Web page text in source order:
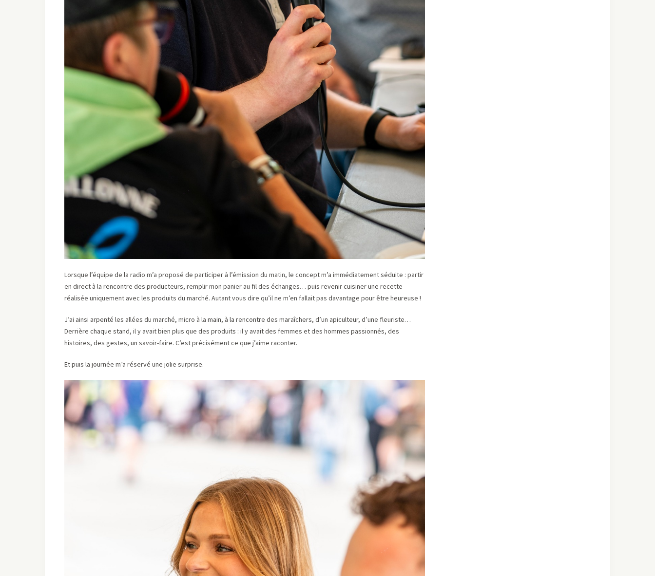
Lorsque l’équipe de la radio m’a proposé de participer à l’émission du matin, le concept m’a immédiatement séduite : partir
en direct à la rencontre des producteurs, remplir mon panier au fil des échanges… puis revenir cuisiner une recette
réalisée uniquement avec les produits du marché. Autant vous dire qu’il ne m’en fallait pas davantage pour être heureuse !
J’ai ainsi arpenté les allées du marché, micro à la main, à la rencontre des maraîchers, d’un apiculteur, d’une fleuriste…
Derrière chaque stand, il y avait bien plus que des produits : il y avait des femmes et des hommes passionnés, des
histoires, des gestes, un savoir-faire. C’est précisément ce que j’aime raconter.
Et puis la journée m’a réservé une jolie surprise.